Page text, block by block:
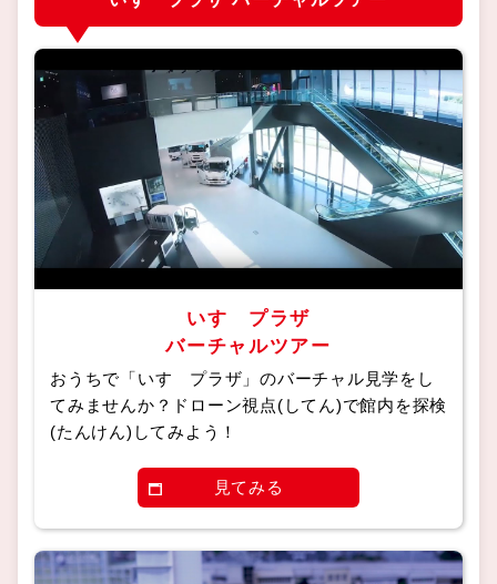
いすゞプラザ
バーチャルツアー
おうちで「いすゞプラザ」のバーチャル見学をし
てみませんか？ドローン視点(してん)で館内を探検
(たんけん)してみよう！
見てみる